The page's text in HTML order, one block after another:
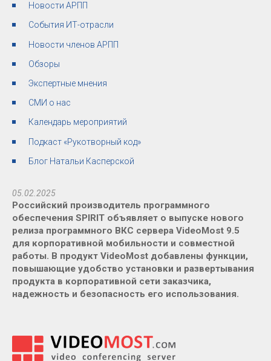
Новости АРПП
События ИТ-отрасли
Новости членов АРПП
Обзоры
Экспертные мнения
СМИ о нас
Календарь мероприятий
Подкаст «Рукотворный код»
Блог Натальи Касперской
05.02.2025
Российский производитель программного
обеспечения SPIRIT объявляет о выпуске нового
релиза программного ВКС сервера VideoMost 9.5
для корпоративной мобильности и совместной
работы. В продукт VideoMost добавлены функции,
повышающие удобство установки и развертывания
продукта в корпоративной сети заказчика,
надежность и безопасность его использования.